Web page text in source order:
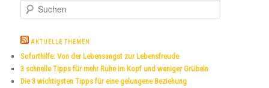
u
h
n
AKTUELLE THEMEN
Soforthilfe: Von der Lebensangst zur Lebensfreude
3 schnelle Tipps für mehr Ruhe im Kopf und weniger Grübeln
Die 3 wichtigsten Tipps für eine gelungene Beziehung